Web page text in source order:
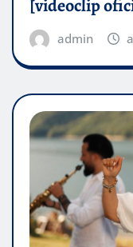
[videoclip
admin